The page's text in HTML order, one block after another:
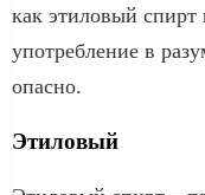
как этиловый
употребление в
опасно.
Этиловый